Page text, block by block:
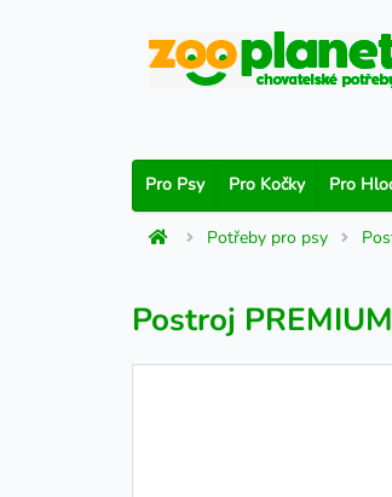
Pro Psy Pro Kočky Pro
Potřeby pro psy
Postroj